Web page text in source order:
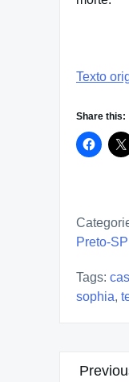
Texto
Share this:
Preto-
Tags:
sophia,
Post